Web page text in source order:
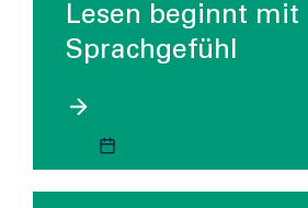
Lesen beginnt mit
Sprachgefühl